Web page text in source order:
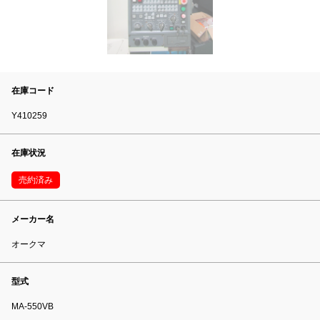
在庫コード
Y410259
在庫状況
売約済み
メーカー名
オークマ
型式
MA-550VB